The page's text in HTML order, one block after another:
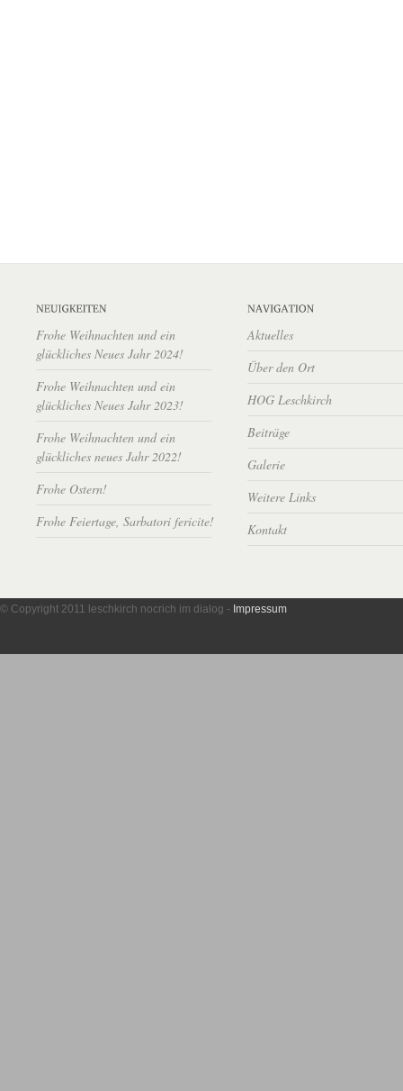
Frohe Weihnachten und ein
glückliches Neues Jahr 2024!
Frohe Weihnachten und ein
glückliches Neues Jahr 2023!
Frohe Weihnachten und ein
glückliches neues Jahr 2022!
Frohe Ostern!
Frohe Feiertage, Sarbatori fericite!
Aktuelles
Über den Ort
HOG Leschkirch
Beiträge
Galerie
Weitere Links
Kontakt
© Copyright 2011 leschkirch nocrich im dialog - Impressum